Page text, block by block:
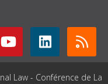
Law - Conférence de La